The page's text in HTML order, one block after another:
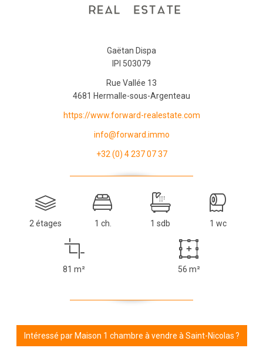
Gaëtan Dispa
IPI 503079
Rue Vallée 13
4681 Hermalle-sous-Argenteau
https://www.forward-realestate.com
info@forward.immo
+32 (0) 4 237 07 37
2 étages 1 ch. 1 sdb 1 wc
81 m² 56 m²
Intéressé par Maison 1 chambre à vendre à Saint-Nicolas ?